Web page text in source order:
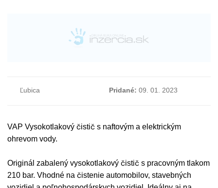
Ľubica Pridané: 09. 01. 2023
VAP Vysokotlakový čistič s naftovým a elektrickým
ohrevom vody.
Originál zabalený vysokotlakový čistič s pracovným tlakom
210 bar. Vhodné na čistenie automobilov, stavebných